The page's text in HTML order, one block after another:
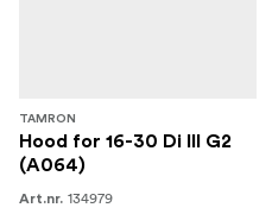
TAMRON
Hood for 16-30 Di III G2
(A064)
Art.nr. 134979